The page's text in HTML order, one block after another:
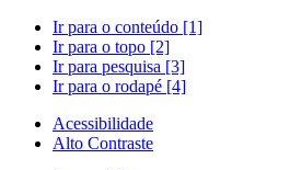
Ir para o conteúdo [1]
Ir para o topo [2]
Ir para pesquisa [3]
Ir para o rodapé [4]
Acessibilidade
Alto Contraste